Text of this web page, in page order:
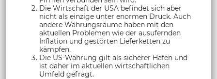
Die Wirtschaft der USA befindet sich aber
nicht als einzige unter enormen Druck. Auch
andere Währungsräume haben mit den
aktuellen Problemen wie der ausufernden
Inflation und gestörten Lieferketten zu
kämpfen.
Die US-Währung gilt als sicherer Hafen und
ist daher im aktuellen wirtschaftlichen
Umfeld gefragt.